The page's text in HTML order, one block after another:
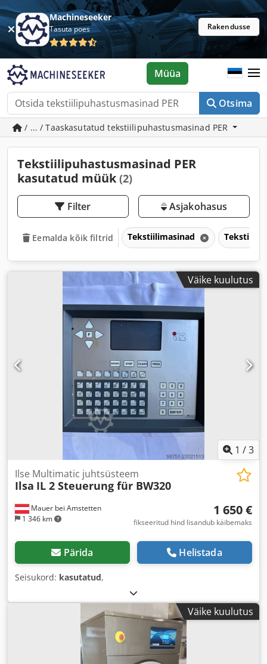
Machineseeker
Tasuta poes Rakendusse
Otsima
Müüa
/ ... / Taaskasutatud tekstiilipuhastusmasinad PER
Tekstiilipuhastusmasinad PER
kasutatud müük (2)
Filter Asjakohasus
Eemalda kõik filtrid Tekstiilimasinad
Väike kuulutus
1 /3
Mauer bei Amstetten
1 346 km
Ilse Multimatic juhtsüsteem
Ilsa IL 2 Steuerung für BW320
1 650 €
fikseeritud hind lisandub käibemaks
Pärida Helistada
Seisukord: kasutatud,
Väike kuulutus